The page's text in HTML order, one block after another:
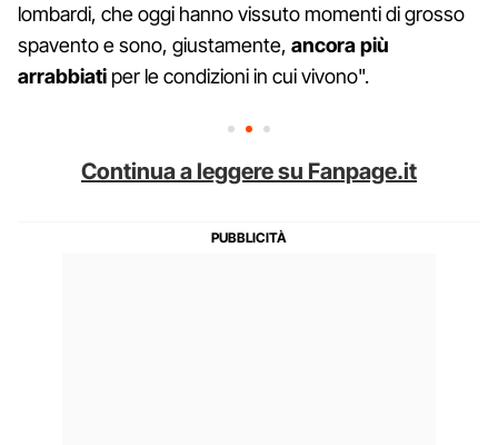
lombardi, che oggi hanno vissuto momenti di grosso
spavento e sono, giustamente, ancora più
arrabbiati per le condizioni in cui vivono".
Continua a leggere su Fanpage.it